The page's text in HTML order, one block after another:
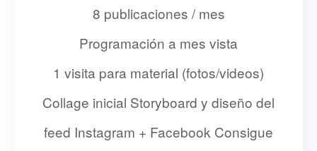
8 publicaciones / mes
Programación a mes vista
1 visita para material (fotos/videos)
Collage inicial Storyboard y diseño del
feed Instagram + Facebook Consigue